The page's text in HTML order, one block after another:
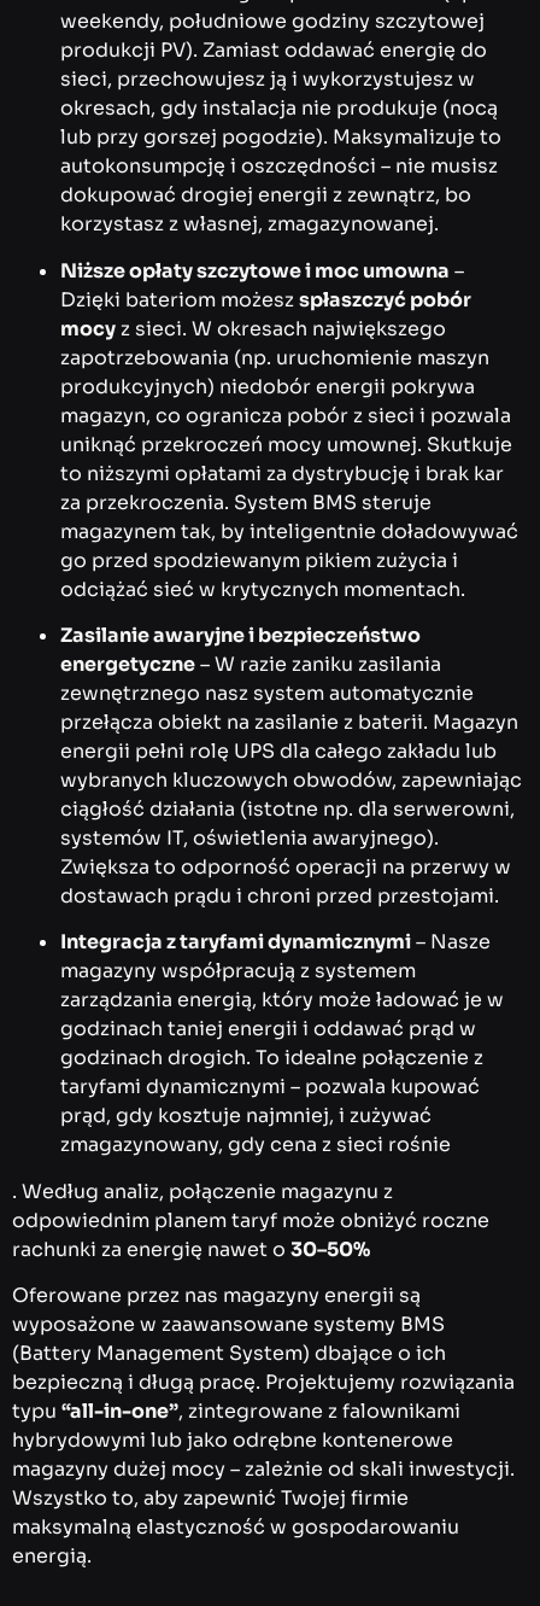
weekendy, południowe godziny szczytowej
produkcji PV). Zamiast oddawać energię do
sieci, przechowujesz ją i wykorzystujesz w
okresach, gdy instalacja nie produkuje (nocą
lub przy gorszej pogodzie). Maksymalizuje to
autokonsumpcję i oszczędności – nie musisz
dokupować drogiej energii z zewnątrz, bo
korzystasz z własnej, zmagazynowanej.
Niższe opłaty szczytowe i moc umowna –
Dzięki bateriom możeszspłaszczyć pobór
mocy z sieci. W okresach największego
zapotrzebowania (np. uruchomienie maszyn
produkcyjnych) niedobór energii pokrywa
magazyn, co ogranicza pobór z sieci i pozwala
uniknąć przekroczeń mocy umownej. Skutkuje
to niższymi opłatami za dystrybucję i brak kar
za przekroczenia. System BMS steruje
magazynem tak, by inteligentnie doładowywać
go przed spodziewanym pikiem zużycia i
odciążać sieć w krytycznych momentach.
Zasilanie awaryjne i bezpieczeństwo
energetyczne– W razie zaniku zasilania
zewnętrznego nasz system automatycznie
przełącza obiekt na zasilanie z baterii. Magazyn
energii pełni rolę UPS dla całego zakładu lub
wybranych kluczowych obwodów, zapewniając
ciągłość działania (istotne np. dla serwerowni,
systemów IT, oświetlenia awaryjnego).
Zwiększa to odporność operacji na przerwy w
dostawach prądu i chroni przed przestojami.
Integracja z taryfami dynamicznymi– Nasze
magazyny współpracują z systemem
zarządzania energią, który może ładować je w
godzinach taniej energii i oddawać prąd w
godzinach drogich. To idealne połączenie z
taryfami dynamicznymi – pozwala kupować
prąd, gdy kosztuje najmniej, i zużywać
zmagazynowany, gdy cena z sieci rośnie
. Według analiz, połączenie magazynu z
odpowiednim planem taryf może obniżyć roczne
rachunki za energię nawet o 30–50%
Oferowane przez nas magazyny energii są
wyposażone w zaawansowane systemy BMS
(Battery Management System) dbające o ich
bezpieczną i długą pracę. Projektujemy rozwiązania
typu “all-in-one”, zintegrowane z falownikami
hybrydowymi lub jako odrębne kontenerowe
magazyny dużej mocy – zależnie od skali inwestycji.
Wszystko to, aby zapewnić Twojej firmie
maksymalną elastyczność w gospodarowaniu
energią.